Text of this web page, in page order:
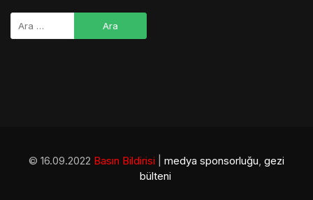
© 16.09.2022 Basın Bildirisi medya sponsorluğu, gezi
bülteni